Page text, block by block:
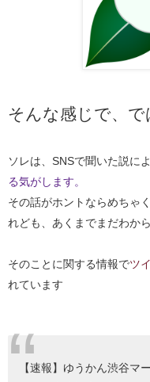
そんな感じで、で
ソレは、SNSで聞いた説に
る気がします。
その話がホントならめちゃ
れども、あくまでまだわか
そのことに関する情報でツ
れています
【速報】ゆうかん渋谷マ